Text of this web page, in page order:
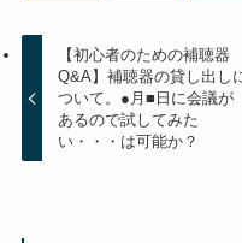
【初心者のための補聴器
Q&A】補聴器の貸し出し
ついて。●月■日に会議が
あるので試してみた
い・・・は可能か？